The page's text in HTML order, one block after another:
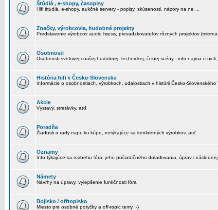
Štúdiá , e-shopy, časopisy
Hifi štúdiá, e-shopy, aukčné servery - popisy, skúsenosti, názory na ne ...
Značky, výrobcovia, hudobné projekty
Predstavenie výrobcov audio hw,sw, prevadzkovateľov rôznych projektov
Osobnosti
Osobnosti svetovej i našej hudobnej, technickej, či inej scény - info najmä o
História hifi v Česko-Slovensku
Informácie o osobnostiach, výrobkoch, udalostiach v histórii Česko-Slovenského
Akcie
Výstavy, stretávky, atd.
Poradňa
Žiadosti o rady napr. ku kúpe, netýkajúce sa konkretných výrobkov, atď
Oznamy
Info týkajúce sa rozbehu fóra, jeho počiatočného dolaďovania, úprav i
Námety
Návrhy na úpravy, vylepšenie funkčnosti fóra
Bojisko / offtopisko
Miesto pre osobné potyčky a off-topic temy :-)